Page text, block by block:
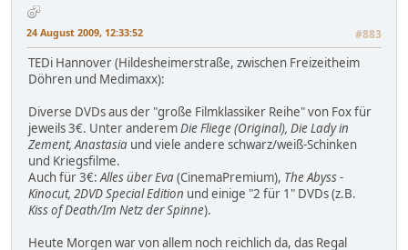
24 August 2009, 12:33:52 #883
TEDi Hannover (Hildesheimerstraße, zwischen Freizeitheim
Döhren und Medimaxx):
Diverse DVDs aus der "große Filmklassiker Reihe" von Fox für
jeweils 3€. Unter anderemDie Fliege (Original), Die Lady in
Zement, Anastasia und viele andere schwarz/weiß-Schinken
und Kriegsfilme.
Auch für 3€:Alles über Eva(CinemaPremium), The Abyss -
Kinocut, 2DVD Special Edition und einige "2 für 1" DVDs (z.B.
Kiss of Death/Im Netz der Spinne).
Heute Morgen war von allem noch reichlich da, das Regal